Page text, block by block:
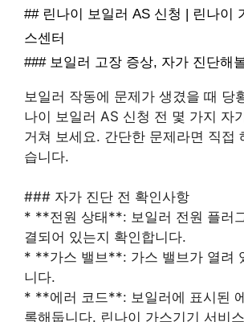
## 린나이 보일러 AS 신청 | 린나이
스센터
### 보일러 고장 증상, 자가 진단해
보일러 작동에 문제가 생겼을 때 당
나이 보일러 AS 신청 전 몇 가지 자
거쳐 보세요. 간단한 문제라면 직접
습니다.
### 자가 진단 전 확인사항
* **전원 상태**: 보일러 전원 플러
결되어 있는지 확인합니다.
* **가스 밸브**: 가스 밸브가 열려
니다.
* **에러 코드**: 보일러에 표시된
록해둡니다. 린나이 가스기기 서비